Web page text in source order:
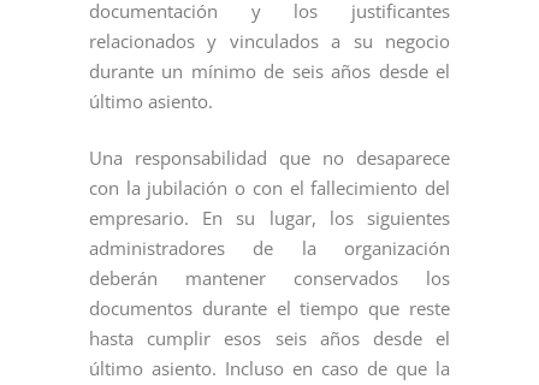
documentación y los justificantes
relacionados y vinculados a su negocio
durante un mínimo de seis años desde el
último asiento.
Una responsabilidad que no desaparece
con la jubilación o con el fallecimiento del
empresario. En su lugar, los siguientes
administradores de la organización
deberán mantener conservados los
documentos durante el tiempo que reste
hasta cumplir esos seis años desde el
último asiento. Incluso en caso de que la